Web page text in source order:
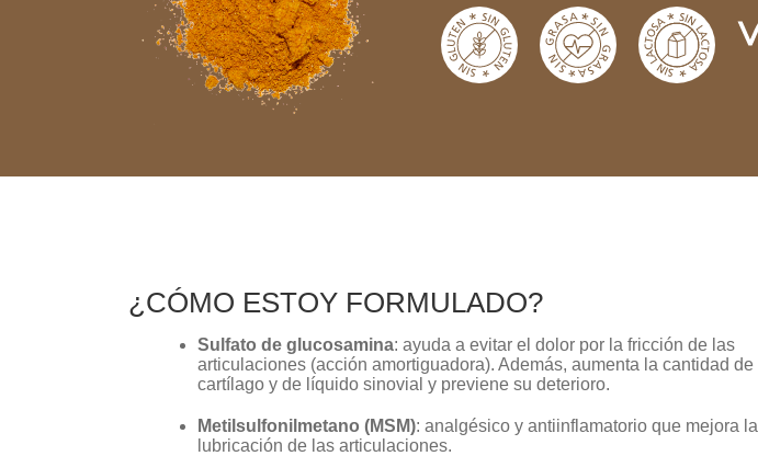
¿CÓMO ESTOY FORMULADO?
Sulfato de glucosamina: ayuda a evitar el dolor por la fricción de las
articulaciones (acción amortiguadora). Además, aumenta la cantidad de
cartílago y de líquido sinovial y previene su deterioro.
Metilsulfonilmetano (MSM): analgésico y antiinflamatorio que mejora la
lubricación de las articulaciones.